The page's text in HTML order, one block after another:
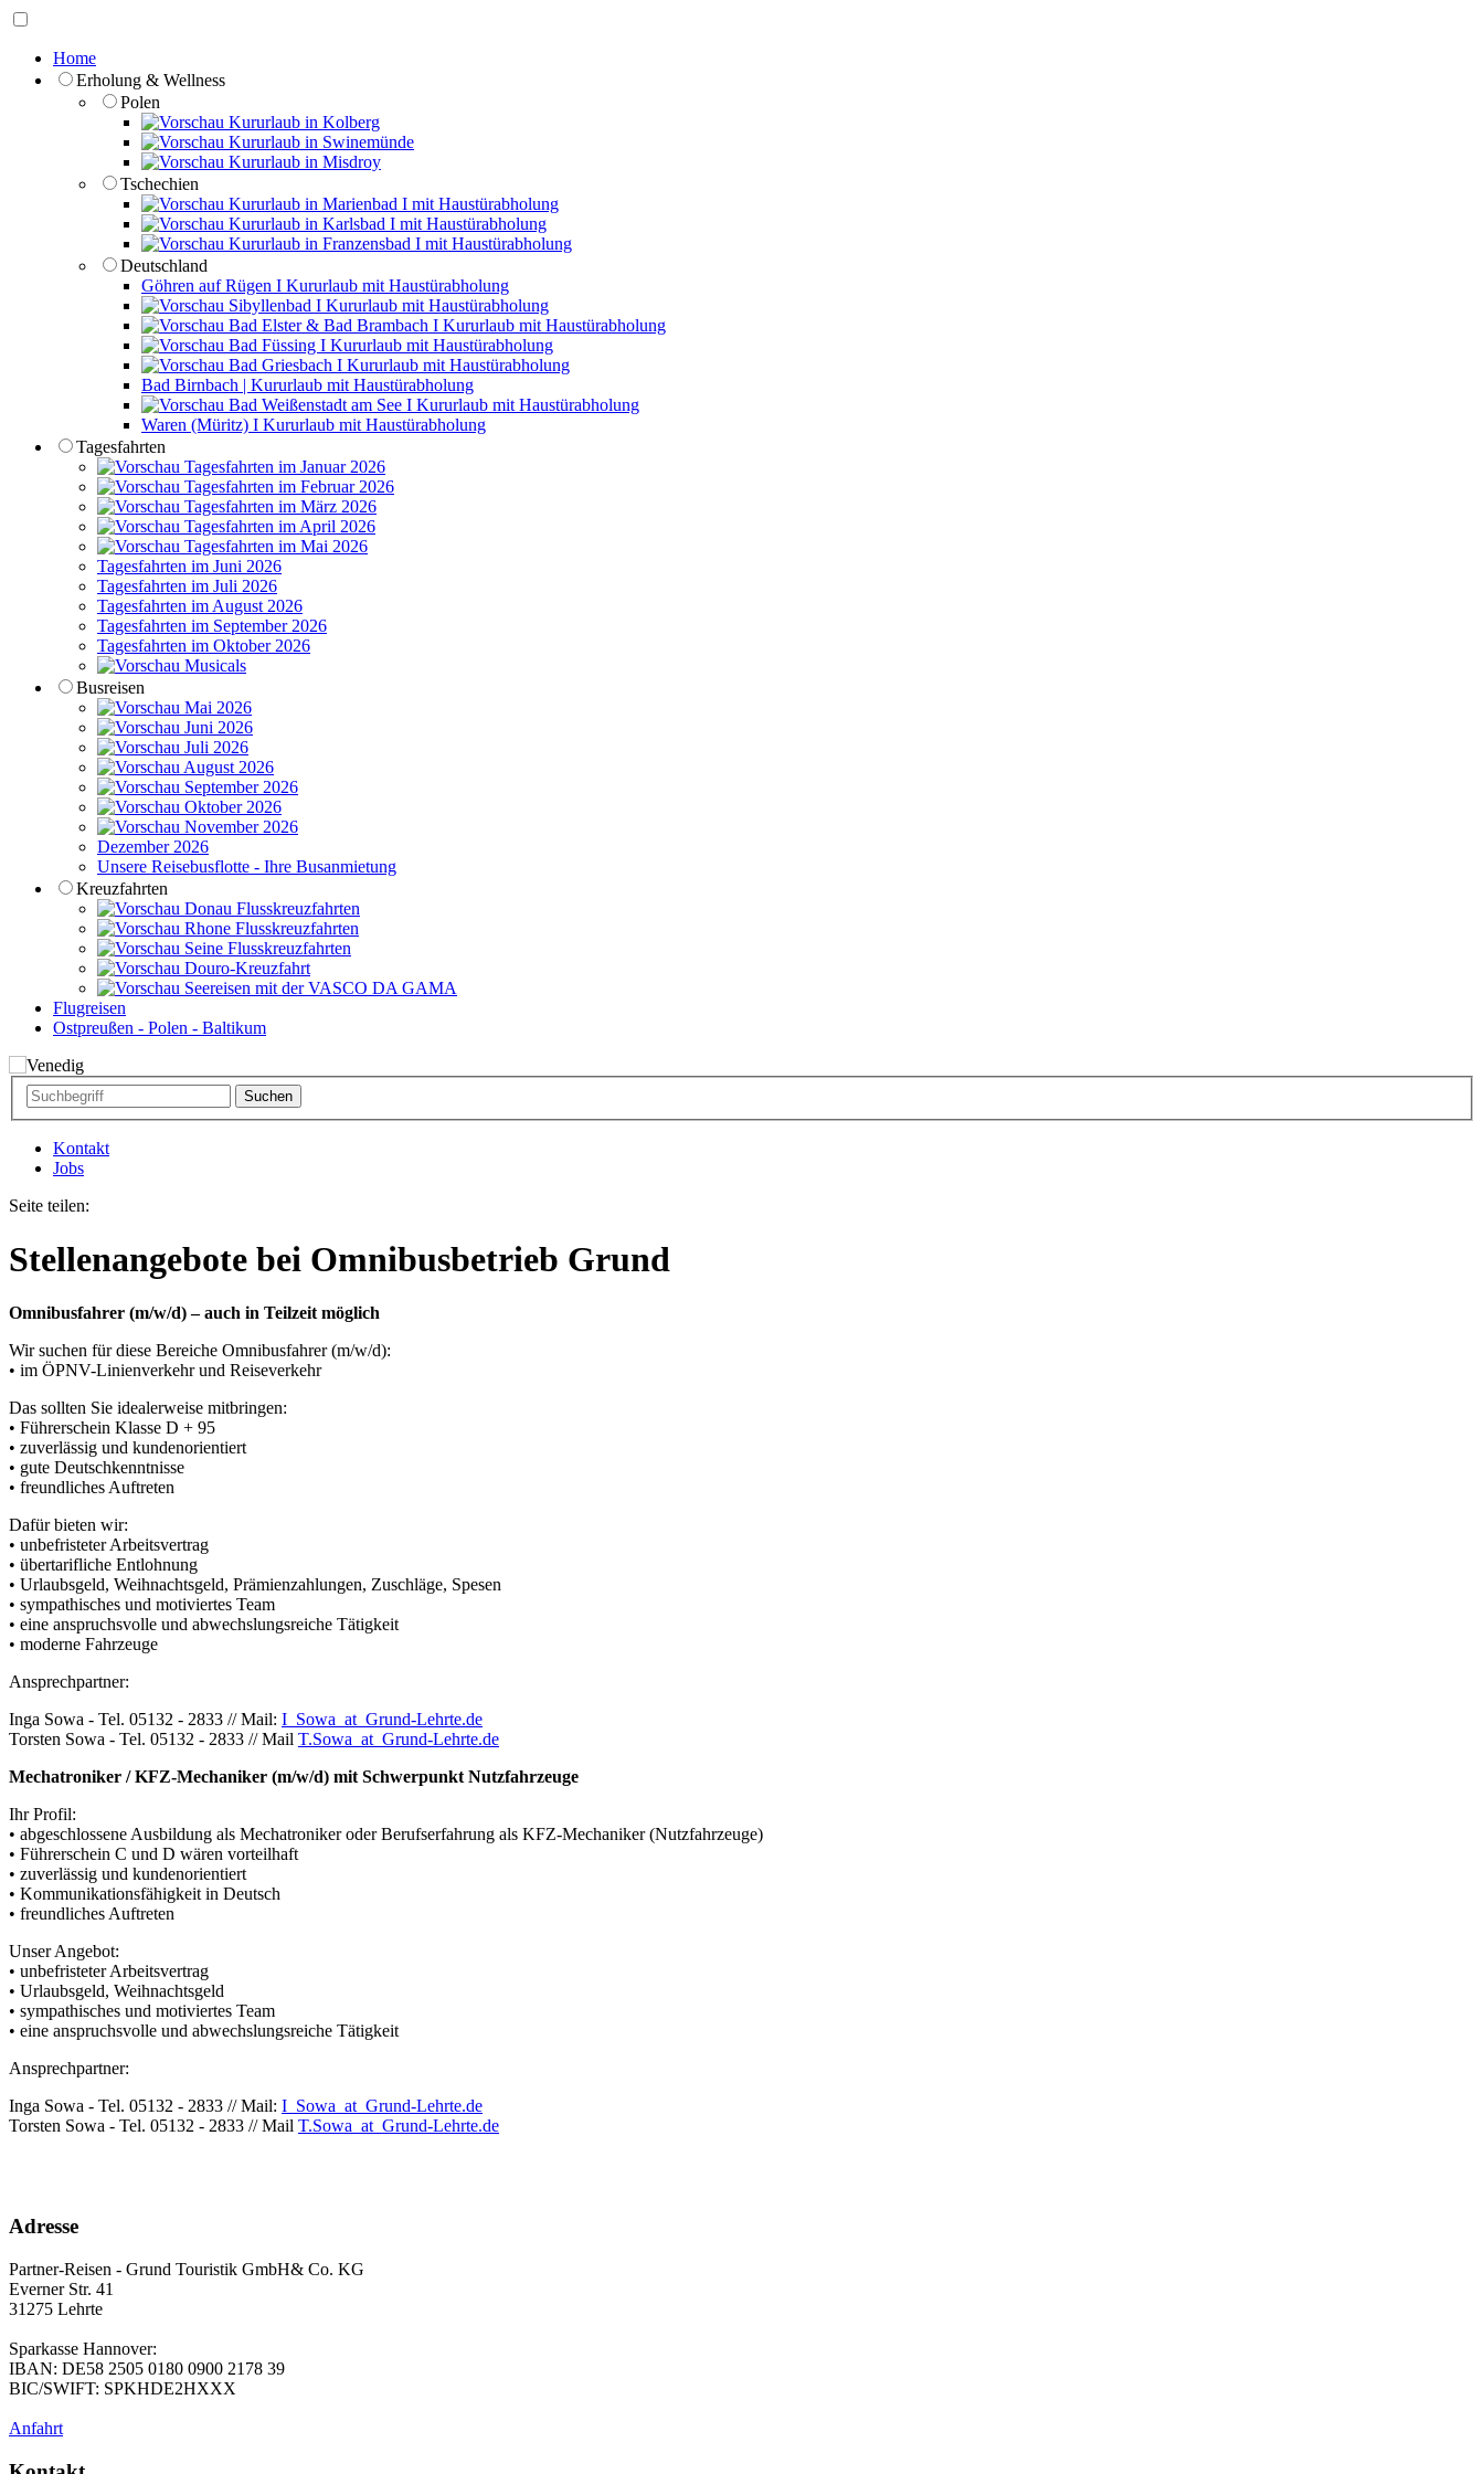
Home
Erholung & Wellness
Polen
Kururlaub in Kolberg
Kururlaub in Swinemünde
Kururlaub in Misdroy
Tschechien
Kururlaub in Marienbad I mit Haustürabholung
Kururlaub in Karlsbad I mit Haustürabholung
Kururlaub in Franzensbad I mit Haustürabholung
Deutschland
Göhren auf Rügen I Kururlaub mit Haustürabholung
Sibyllenbad I Kururlaub mit Haustürabholung
Bad Elster & Bad Brambach I Kururlaub mit Haustürabholung
Bad Füssing I Kururlaub mit Haustürabholung
Bad Griesbach I Kururlaub mit Haustürabholung
Bad Birnbach | Kururlaub mit Haustürabholung
Bad Weißenstadt am See I Kururlaub mit Haustürabholung
Waren (Müritz) I Kururlaub mit Haustürabholung
Tagesfahrten
Tagesfahrten im Januar 2026
Tagesfahrten im Februar 2026
Tagesfahrten im März 2026
Tagesfahrten im April 2026
Tagesfahrten im Mai 2026
Tagesfahrten im Juni 2026
Tagesfahrten im Juli 2026
Tagesfahrten im August 2026
Tagesfahrten im September 2026
Tagesfahrten im Oktober 2026
Musicals
Busreisen
Mai 2026
Juni 2026
Juli 2026
August 2026
September 2026
Oktober 2026
November 2026
Dezember 2026
Unsere Reisebusflotte - Ihre Busanmietung
Kreuzfahrten
Donau Flusskreuzfahrten
Rhone Flusskreuzfahrten
Seine Flusskreuzfahrten
Douro-Kreuzfahrt
Seereisen mit der VASCO DA GAMA
Flugreisen
Ostpreußen - Polen - Baltikum
Kontakt
Jobs
Seite teilen:
Stellenangebote bei Omnibusbetrieb Grund
Omnibusfahrer (m/w/d) – auch in Teilzeit möglich
Wir suchen für diese Bereiche Omnibusfahrer (m/w/d):
• im ÖPNV-Linienverkehr und Reiseverkehr
Das sollten Sie idealerweise mitbringen:
• Führerschein Klasse D + 95
• zuverlässig und kundenorientiert
• gute Deutschkenntnisse
• freundliches Auftreten
Dafür bieten wir:
• unbefristeter Arbeitsvertrag
• übertarifliche Entlohnung
• Urlaubsgeld, Weihnachtsgeld, Prämienzahlungen, Zuschläge, Spesen
• sympathisches und motiviertes Team
• eine anspruchsvolle und abwechslungsreiche Tätigkeit
• moderne Fahrzeuge
Ansprechpartner:
Inga Sowa - Tel. 05132 - 2833 // Mail: I_Sowa _at_ Grund-Lehrte.de
Torsten Sowa - Tel. 05132 - 2833 // Mail T.Sowa _at_ Grund-Lehrte.de
Mechatroniker / KFZ-Mechaniker (m/w/d) mit Schwerpunkt Nutzfahrzeuge
Ihr Profil:
• abgeschlossene Ausbildung als Mechatroniker oder Berufserfahrung als KFZ-Mechaniker (Nutzfahrzeuge)
• Führerschein C und D wären vorteilhaft
• zuverlässig und kundenorientiert
• Kommunikationsfähigkeit in Deutsch
• freundliches Auftreten
Unser Angebot:
• unbefristeter Arbeitsvertrag
• Urlaubsgeld, Weihnachtsgeld
• sympathisches und motiviertes Team
• eine anspruchsvolle und abwechslungsreiche Tätigkeit
Ansprechpartner:
Inga Sowa - Tel. 05132 - 2833 // Mail: I_Sowa _at_ Grund-Lehrte.de
Torsten Sowa - Tel. 05132 - 2833 // Mail T.Sowa _at_ Grund-Lehrte.de
Adresse
Partner-Reisen - Grund Touristik GmbH& Co. KG
Everner Str. 41
31275 Lehrte
Sparkasse Hannover:
IBAN: DE58 2505 0180 0900 2178 39
BIC/SWIFT: SPKHDE2HXXX
Anfahrt